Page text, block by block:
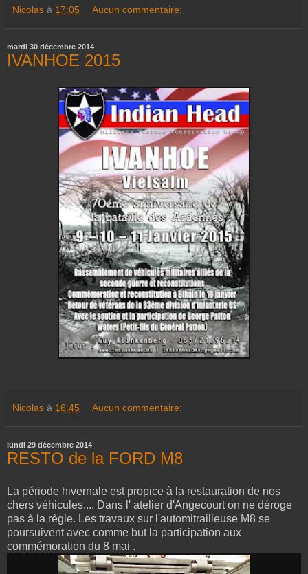
Nicolas à 17:05 Aucun commentaire:
mardi 30 décembre 2014
IVANHOE 2015
Nicolas à 16:45 Aucun commentaire:
lundi 29 décembre 2014
RESTO de la FORD M8
La période hivernale est propice à la restauration de nos
chers véhicules.... Dans l' atelier d'Angecourt on ne déroge
pas à la règle. Les travaux sur l'automitrailleuse M8 se
poursuivent avec comme but la participation aux
commémoration du 8 mai .